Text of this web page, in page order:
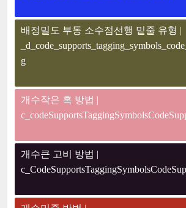
배정밀도 부동 소수점선행 밑줄 유형 |
g
개수작은 혹 방법 |
개수큰 고비 방법 |